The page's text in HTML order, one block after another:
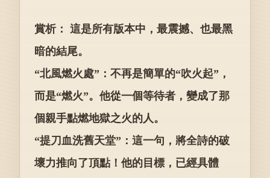
賞析： 這是所有版本中，最震撼、也最黑
暗的結尾。
“北風燃火處”：不再是簡單的“吹火起”，
而是“燃火”。他從一個等待者，變成了那
個親手點燃地獄之火的人。
“提刀血洗舊天堂”：這一句，將全詩的破
壞力推向了頂點！他的目標，已經具體